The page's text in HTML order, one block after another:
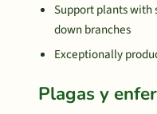
Support plants with
down branches
Exceptionally
Plagas y